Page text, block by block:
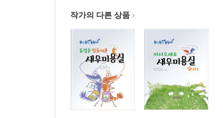
작가의 다른 상품